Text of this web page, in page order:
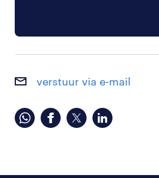
verstuur via e-mail